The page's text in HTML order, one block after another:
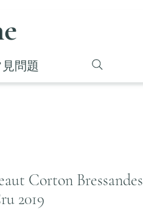
問題
Corton Bressandes
2019